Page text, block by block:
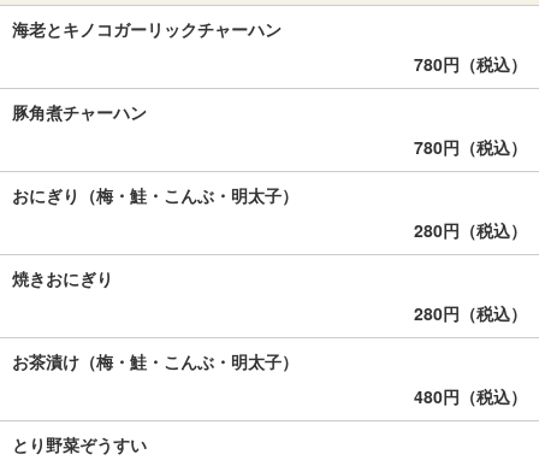
海老とキノコガーリックチャーハン
780円（税込）
豚角煮チャーハン
780円（税込）
おにぎり（梅・鮭・こんぶ・明太子）
280円（税込）
焼きおにぎり
280円（税込）
お茶漬け（梅・鮭・こんぶ・明太子）
480円（税込）
とり野菜ぞうすい